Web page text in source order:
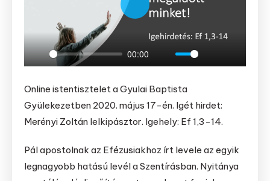
Play
00:00
Mute Settings
Enter
Play
Online istentisztelet a Gyulai Baptista
Gyülekezetben 2020. május 17-én. Igét hirdet:
Merényi Zoltán lelkipásztor. Igehely: Ef 1,3-14.
Pál apostolnak az Efézusiakhoz írt levele az egyik
legnagyobb hatású levél a Szentírásban. Nyitánya